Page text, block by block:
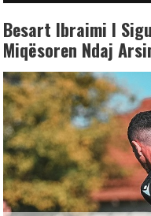
Besart Ibraimi I
Miqësoren Ndaj